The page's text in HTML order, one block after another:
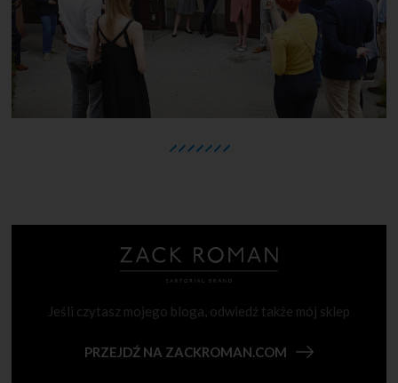
Jeśli czytasz mojego bloga, odwiedź także mój sklep
PRZEJDŹ NA ZACKROMAN.COM